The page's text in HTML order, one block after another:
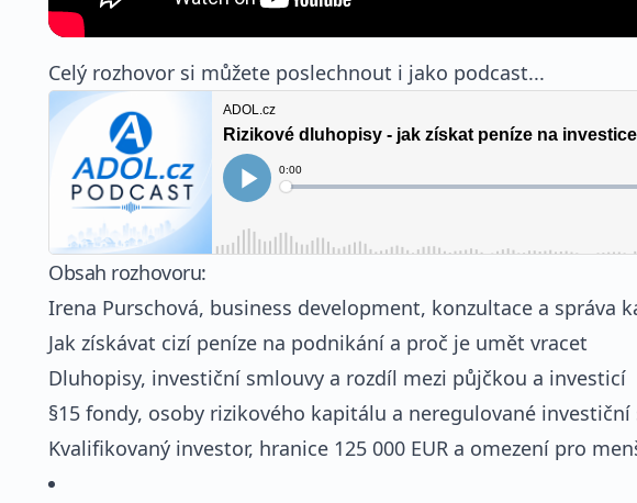
Celý rozhovor si můžete poslechnout i jako podcast...
Obsah rozhovoru:
Irena Purschová, business development, konzultace a správa
Jak získávat cizí peníze na podnikání a proč je umět vracet
Dluhopisy, investiční smlouvy a rozdíl mezi půjčkou a investicí
§15 fondy, osoby rizikového kapitálu a neregulované
Kvalifikovaný investor, hranice 125 000 EUR a omezení pro